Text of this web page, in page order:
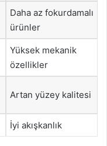
Daha az fokurdamalı
ürünler
Yüksek mekanik
özellikler
Artan yüzey kalitesi
İyi akışkanlık